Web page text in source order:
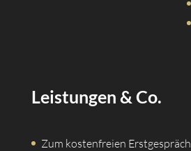
Leistungen & Co.
Zum kostenfreien Erstgespräch